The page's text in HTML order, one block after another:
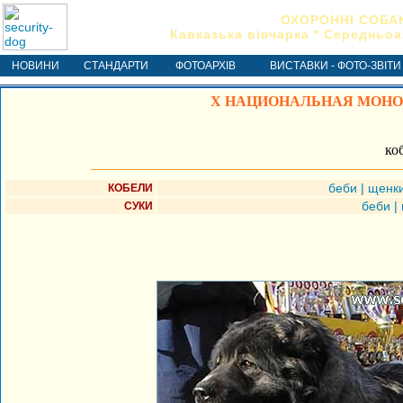
ОХОРОННІ
Кавказька вівчарка *
НОВИНИ СТАНДАРТИ ФОТОАРХІВ ВИСТАВКИ - ФОТО-ЗВІТИ
X НАЦИОНАЛЬНАЯ
КОБЕЛИ беби |
СУКИ беби |